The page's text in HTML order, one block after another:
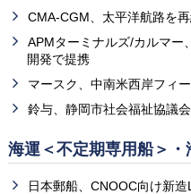
CMA-CGM、太平洋航路を
APMターミナルズ/カルマー
開発で提携
マースク、中南米西岸フィ
鈴与、静岡市社会福祉協議
海運＜不定期専用船＞・
日本郵船、CNOOC向け新